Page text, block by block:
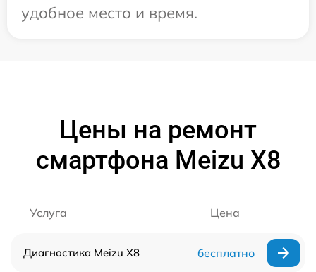
удобное место и время.
Цены на ремонт
смартфона Meizu X8
Услуга Цена
Диагностика Meizu X8 бесплатно